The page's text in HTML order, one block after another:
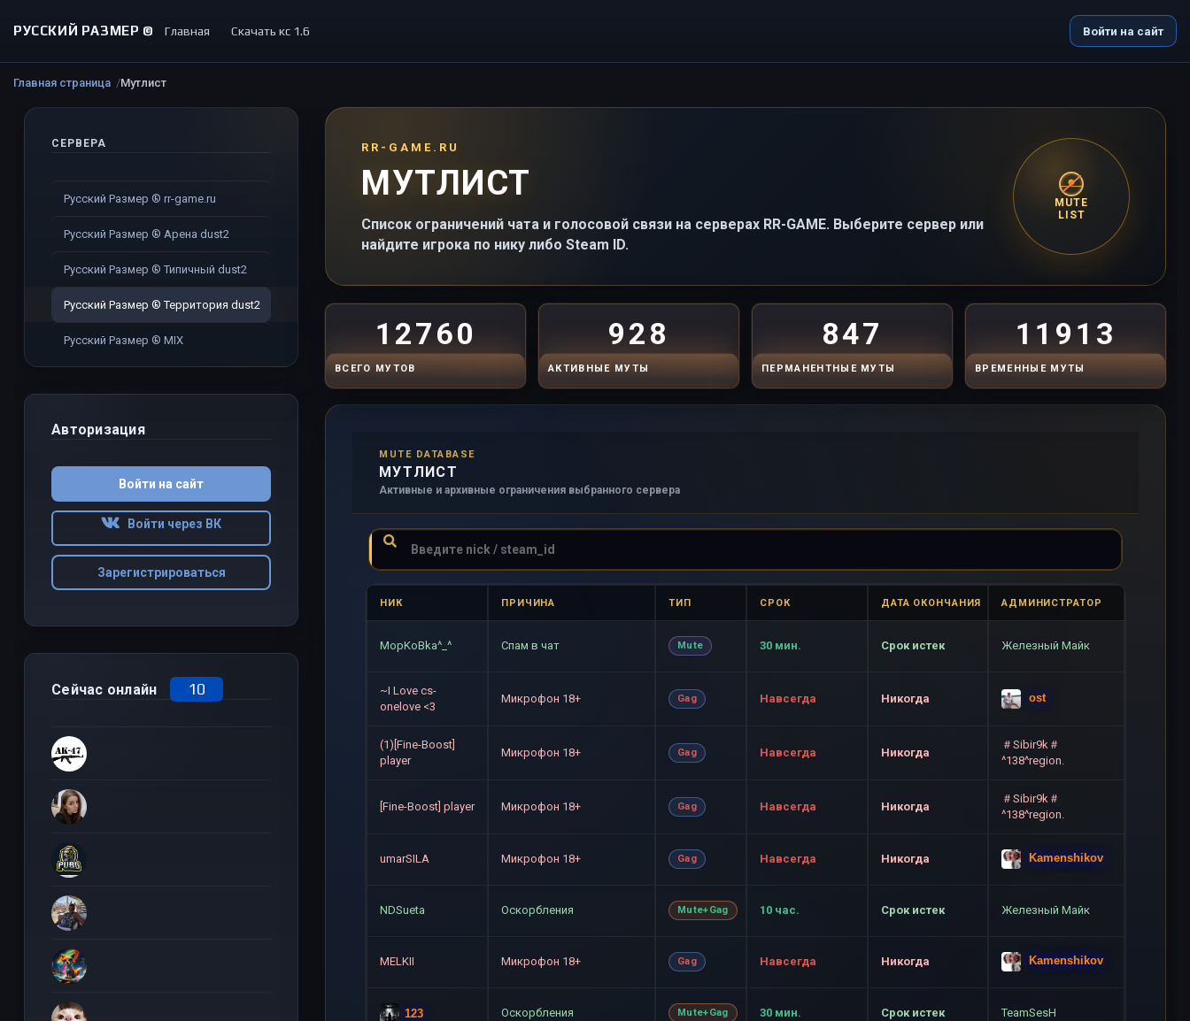
РУССКИЙ РАЗМЕР © Главная Скачать кс 1.6 Войти на сайт
Главная страница Мутлист
СЕРВЕРА
Русский Размер ® rr-game.ru
Русский Размер ® Арена dust2
Русский Размер ® Типичный dust2
Русский Размер ® Территория dust2
Русский Размер ® MIX
Авторизация
Войти на сайт
Войти через ВК
Зарегистрироваться
Сейчас онлайн 10
RR-GAME.RU
МУТЛИСТ
Список ограничений чата и голосовой связи на серверах RR-GAME. Выберите сервер или
найдите игрока по нику либо Steam ID.
MUTE
LIST
12760
ВСЕГО МУТОВ
928
АКТИВНЫЕ МУТЫ
847
ПЕРМАНЕНТНЫЕ МУТЫ
11913
ВРЕМЕННЫЕ МУТЫ
MUTE DATABASE
МУТЛИСТ
Активные и архивные ограничения выбранного сервера
НИК ПРИЧИНА ТИП СРОК ДАТА ОКОНЧАНИЯ АДМИНИСТРАТОР
MopKoBka^_^ Спам в чат Mute 30 мин. Срок истек Железный Майк
~I Love cs-
onelove <3
Микрофон 18+ Gag Навсегда Никогда ost
(1)[Fine-Boost]
player
Микрофон 18+ Gag Навсегда Никогда
＃Sibir9k＃
^138^region.
[Fine-Boost] player Микрофон 18+ Gag Навсегда Никогда
＃Sibir9k＃
^138^region.
umarSILA Микрофон 18+ Gag Навсегда Никогда Kamenshikov
NDSueta Оскорбления Mute+Gag 10 час. Срок истек Железный Майк
MELKII Микрофон 18+ Gag Навсегда Никогда Kamenshikov
123 Оскорбления Mute+Gag 30 мин. Срок истек TeamSesH